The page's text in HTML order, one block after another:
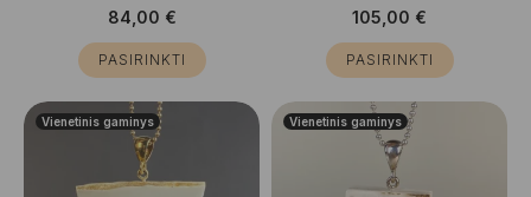
84,00 €
PASIRINKTI
105,00 €
PASIRINKTI
Vienetinis gaminys Vienetinis gaminys